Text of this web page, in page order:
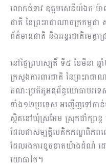
លោកជំទាវ ឧត្តមសេនីយ៍ឯក ម៉ា
ជាតិ នៃព្រះរាជាណាចក្រកម្ពុ
ព័ត៌មានជាតិ និងអន្តរជាតិមេត្តាជ្
នៅថ្ងៃព្រហស្បតិ៍ ទី៥ ខែមីនា
ក្រសួងការពារជាតិ នៃព្រះរា
គណៈប្រតិភូអនុព័ន្ធយោធាបរទេស
ទាំង១២ប្រទេស អញ្ជើញទៅកា
ស្ថិតនៅឃុំស្រអែម ស្រុកជាំក្សាន្ត
ដែលជាសម្បត្តិបេតិកភណ្ឌពិភ
ដែលរងការខូចខាតយ៉ាងដំណំ
យោធាថៃ។